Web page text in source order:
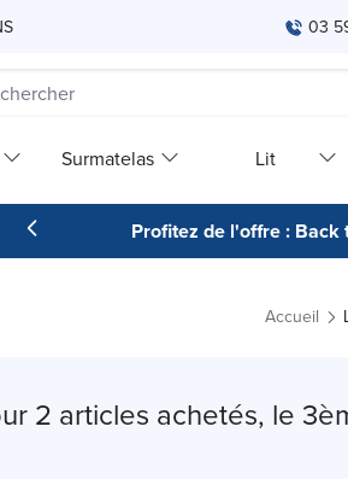
03
Surmatelas Lit
Profitez de l'offre : Back
Accueil
2 articles achetés, le